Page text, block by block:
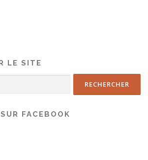
LE SITE
FACEBOOK